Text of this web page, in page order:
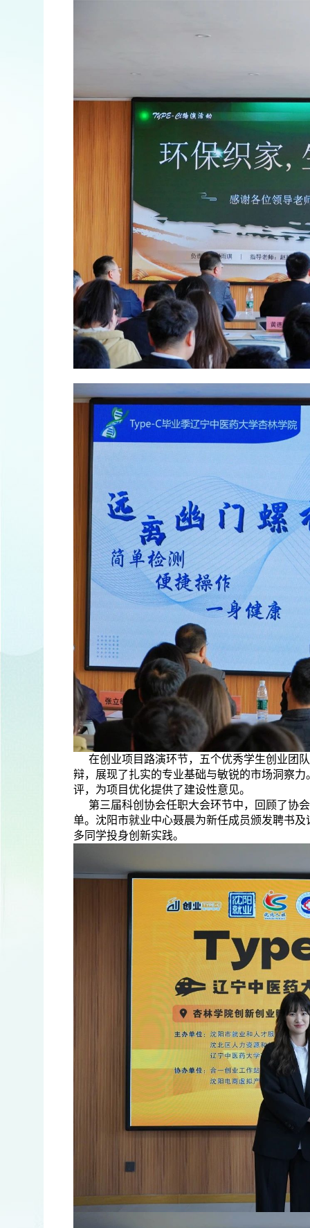
在创业项目路演环节，五个优秀学生创业团
辩，展现了扎实的专业基础与敏锐的市场洞察
评，为项目优化提供了建设性意见。
第三届科创协会任职大会环节中，回顾了协
单。沈阳市就业中心聂晨为新任成员颁发聘书
多同学投身创新实践。